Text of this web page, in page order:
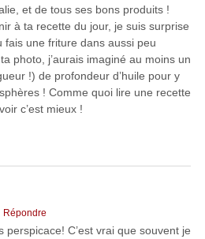
et de tous ses bons produits !
à ta recette du jour, je suis surprise
fais une friture dans aussi peu
photo, j’aurais imaginé au moins un
!) de profondeur d’huile pour y
! Comme quoi lire une recette
c’est mieux !
Répondre
perspicace! C’est vrai que souvent je